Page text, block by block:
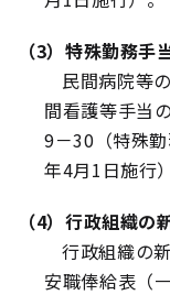
（3）特殊勤務手
民間病院等
間看護等手当
9－30（特殊
年4月1日施行）
（4）行政組織
行政組織の
安職俸給表（